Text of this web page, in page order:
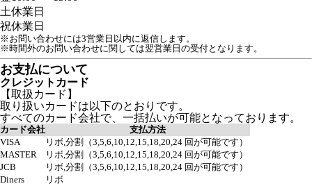
土休業日
祝休業日
※お問い合わせには3営業日以内に返信します。
※時間外のお問い合わせに関しては翌営業日の受付となります。
お支払について
クレジットカード
【取扱カード】
取り扱いカードは以下のとおりです。
すべてのカード会社で、一括払いが可能となっております。
カード会社
支払方法
VISA
リボ,分割（3,5,6,10,12,15,18,20,24 回が可能です）
MASTER
リボ,分割（3,5,6,10,12,15,18,20,24 回が可能です）
JCB
リボ,分割（3,5,6,10,12,15,18,20,24 回が可能です）
Diners
リボ